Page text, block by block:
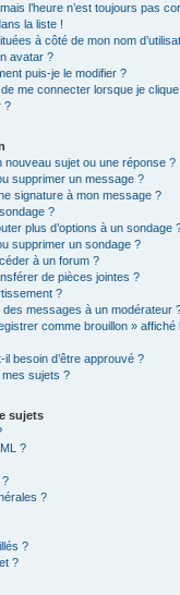
l’heure n’est toujours pas
la liste !
à côté de mon nom
avatar ?
puis-je le modifier ?
de me connecter lorsque je
?
nouveau sujet ou une réponse ?
supprimer un message ?
signature à mon message ?
?
plus d’options à un sondage
supprimer un sondage ?
à un forum ?
de pièces jointes ?
?
messages à un modérateur
comme brouillon » affiché
besoin d’être approuvé ?
sujets ?
sujets
?
?
?
?
?